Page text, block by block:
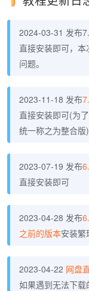
2024-03-31 发布
直接安装即可，
问题。
2023-11-18 发布
直接安装即可(为
统一称之为整合版)
2023-07-19 发布
直接安装即可
2023-04-28 发布
之前的版本安装繁
2023-04-22 网盘
如果遇到无法下